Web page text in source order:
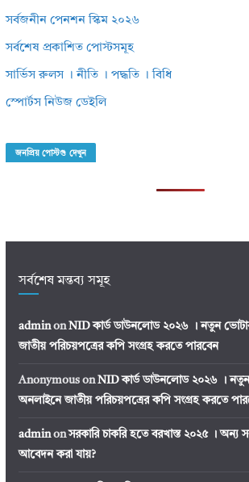
সর্বজনীন পেনশন স্কিম ২০২৬
সর্বশেষ প্রকাশিত পোস্টসমূহ
সার্ভিস রুলস । নীতি । পদ্ধতি । বিধি
স্পোর্টস নিউজ ডেইলি
জনপ্রিয় পোস্টগু দেখুন
সর্বশেষ মন্তব্য সমূহ
adminonNID কার্ড ডাউনলোড ২০২৬ । নতুন
জাতীয় পরিচয়পত্রের কপি সংগ্রহ করতে পারবেন
AnonymousonNID কার্ড ডাউনলোড ২০২৬ ।
অনলাইনে জাতীয় পরিচয়পত্রের কপি সংগ্রহ করতে
adminonসরকারি চাকরি হতে বরখাস্ত ২০২৫ । অন্য
আবেদন করা যায়?